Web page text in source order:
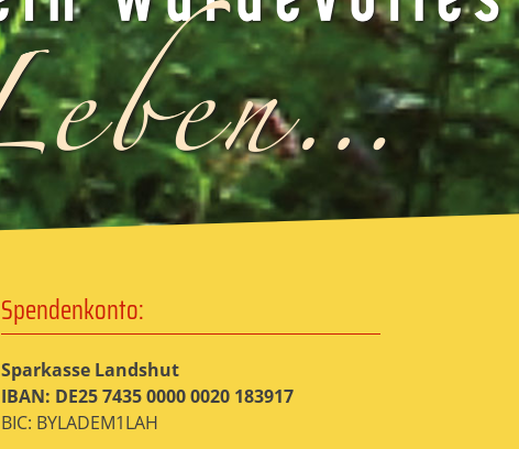
Spendenkonto:
Sparkasse Landshut
IBAN: DE25 7435 0000 0020 183917
BIC: BYLADEM1LAH